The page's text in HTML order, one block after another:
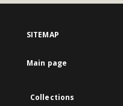
SITEMAP
Main page
Collections